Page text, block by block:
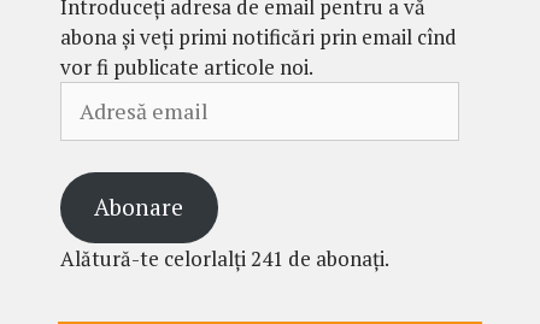
Introduceți adresa de email pentru a vă
abona și veți primi notificări prin email cînd
vor fi publicate articole noi.
email
Abonare
Alătură-te celorlalți 241 de abonați.